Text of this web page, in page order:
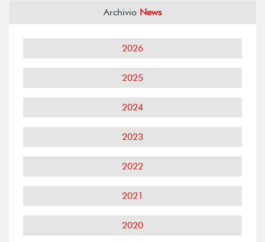
Archivio News
2026
2025
2024
2023
2022
2021
2020